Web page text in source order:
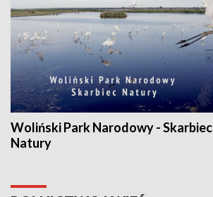
Woliński Park Narodowy - Skarbiec
Natury